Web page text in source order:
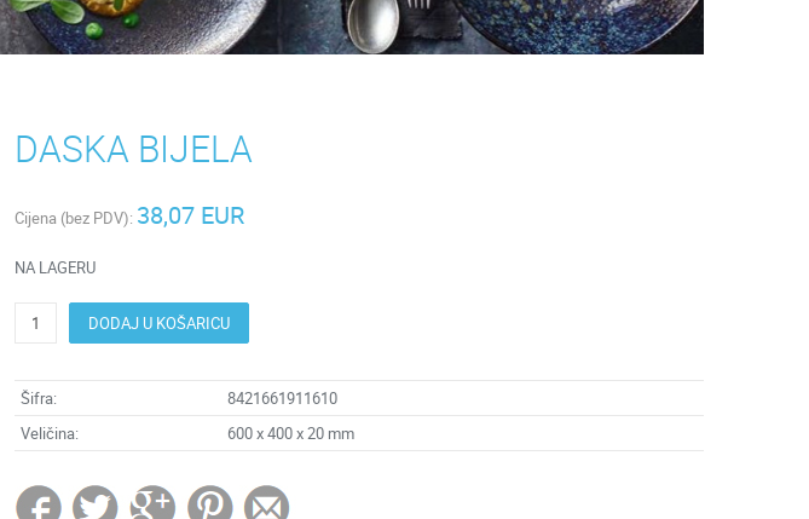
DASKA BIJELA
Cijena (bez PDV): 38,07 EUR
NA LAGERU
DODAJ U KOŠARICU
Šifra:
8421661911610
Veličina:
600 x 400 x 20 mm